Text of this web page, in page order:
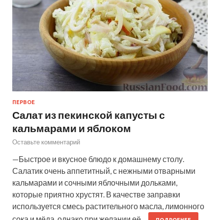
ПЕРВОЕ
Салат из пекинской капусты с
кальмарами и яблоком
Оставьте комментарий
—Быстрое и вкусное блюдо к домашнему столу.
Салатик очень аппетитный, с нежными отварными
кальмарами и сочными яблочными дольками,
которые приятно хрустят. В качестве заправки
используется смесь растительного масла, лимонного